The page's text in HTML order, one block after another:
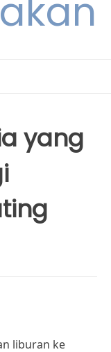
yang
liburan ke